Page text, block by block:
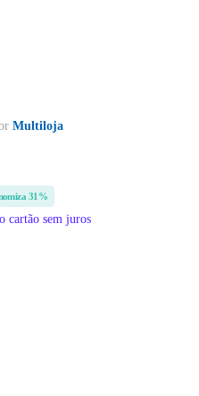
Multiloja
31%
cartão sem juros